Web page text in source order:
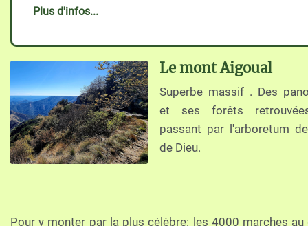
Plus d'infos...
Le mont Aigoual
Superbe massif . Des
et ses forêts
passant par l'arboretum
de Dieu.
Pour y monter par la plus célèbre: les 4000 marches au